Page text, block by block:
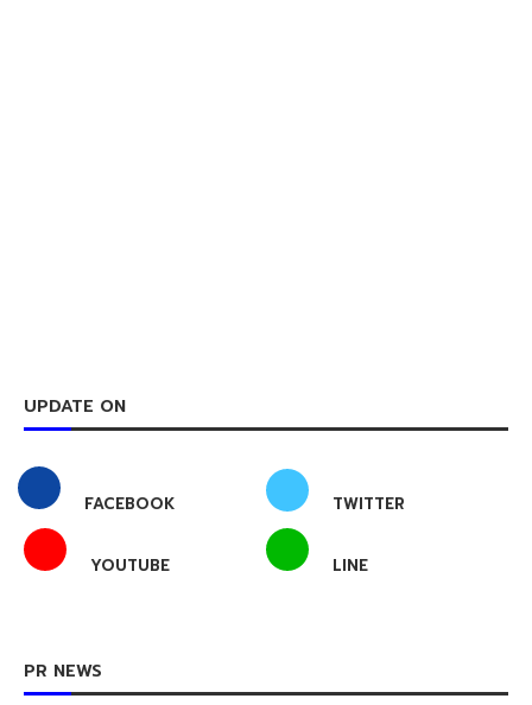
UPDATE ON
FACEBOOK TWITTER
YOUTUBE LINE
PR NEWS